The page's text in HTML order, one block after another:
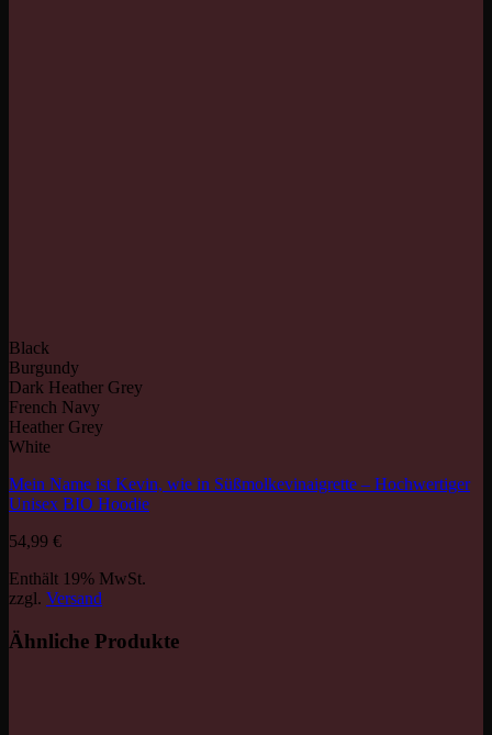
Black
Burgundy
Dark Heather Grey
French Navy
Heather Grey
White
Mein Name ist Kevin, wie in Süßmolkevinaigrette – Hochwertiger
Unisex BIO Hoodie
54,99 €
Enthält 19% MwSt.
zzgl. Versand
Ähnliche Produkte